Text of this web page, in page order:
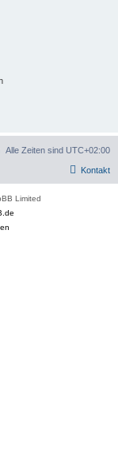
Alle Zeiten sind UTC+02:00
Kontakt
Limited